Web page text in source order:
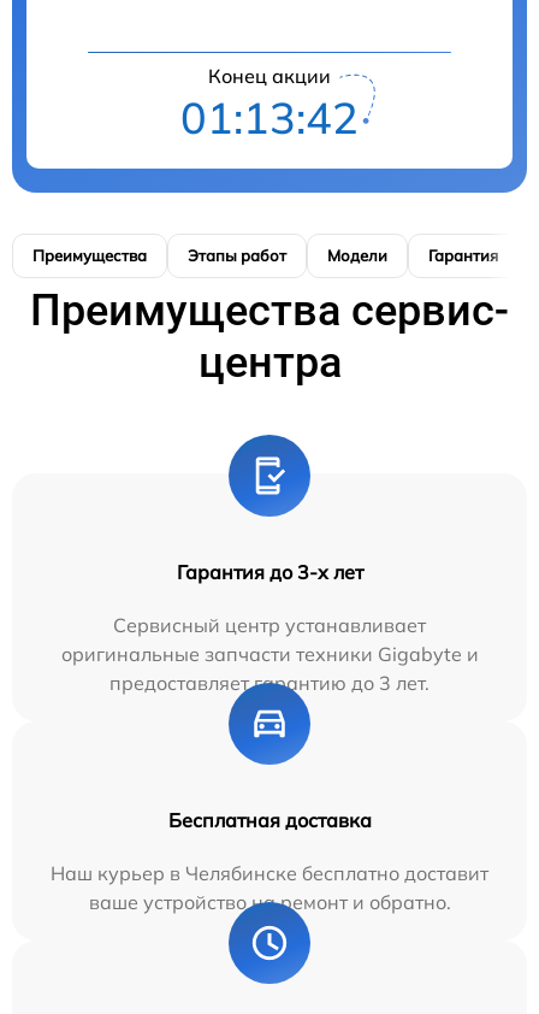
Конец акции
01:13:41
Преимущества Этапы работ Модели Гарантия
Преимущества сервис-
центра
Гарантия до 3-х лет
Сервисный центр устанавливает
оригинальные запчасти техники Gigabyte и
предоставляет гарантию до 3 лет.
Бесплатная доставка
Наш курьер в Челябинске бесплатно доставит
ваше устройство на ремонт и обратно.